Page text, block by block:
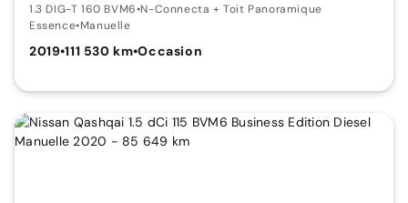
1.3 DIG-T 160 BVM6•N-Connecta + Toit Panoramique
Essence•Manuelle
2019•111 530 km•Occasion